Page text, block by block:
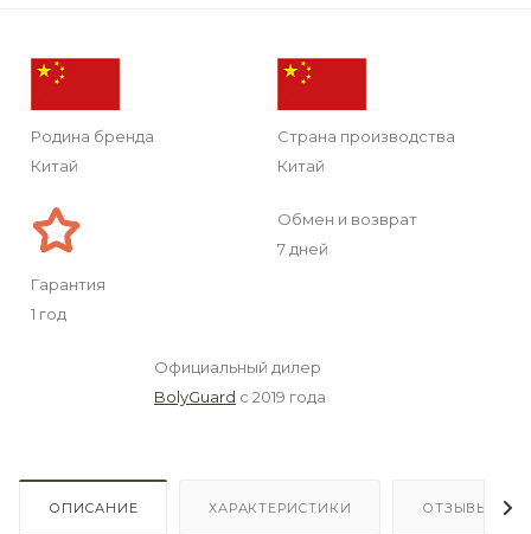
Родина бренда
Китай
Страна производства
Китай
Гарантия
1 год
Обмен и возврат
7 дней
Официальный дилер
BolyGuard с 2019 года
ОПИСАНИЕ ХАРАКТЕРИСТИКИ ОТЗЫВЫ